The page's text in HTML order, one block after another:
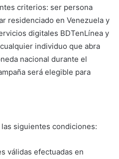
criterios: ser persona
residenciado en Venezuela y
digitales BDTenLínea y
individuo que abra
nacional durante el
será elegible para
siguientes condiciones:
válidas efectuadas en